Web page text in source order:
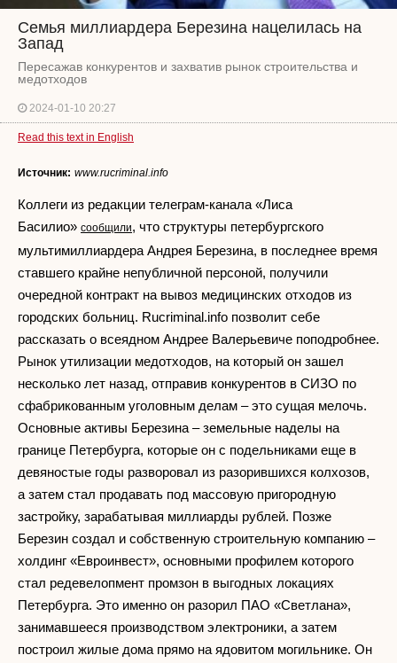
Семья миллиардера Березина нацелилась на
Запад
Пересажав конкурентов и захватив рынок строительства и
медотходов
2024-01-10 20:27
Read this text in English
Источник: www.rucriminal.info
Коллеги из редакции телеграм-канала «Лиса
Басилио» сообщили, что структуры петербургского
мультимиллиардера Андрея Березина, в последнее время
ставшего крайне непубличной персоной, получили
очередной контракт на вывоз медицинских отходов из
городских больниц. Rucriminal.info позволит себе
рассказать о всеядном Андрее Валерьевиче поподробнее.
Рынок утилизации медотходов, на который он зашел
несколько лет назад, отправив конкурентов в СИЗО по
сфабрикованным уголовным делам – это сущая мелочь.
Основные активы Березина – земельные наделы на
границе Петербурга, которые он с подельниками еще в
девяностые годы разворовал из разорившихся колхозов,
а затем стал продавать под массовую пригородную
застройку, зарабатывая миллиарды рублей. Позже
Березин создал и собственную строительную компанию –
холдинг «Евроинвест», основными профилем которого
стал редевелопмент промзон в выгодных локациях
Петербурга. Это именно он разорил ПАО «Светлана»,
занимавшееся производством электроники, а затем
построил жилые дома прямо на ядовитом могильнике. Он